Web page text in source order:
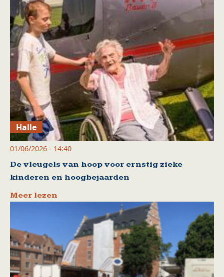
Halle
01/06/2026 - 14:40
De vleugels van hoop voor ernstig zieke
kinderen en hoogbejaarden
Meer lezen